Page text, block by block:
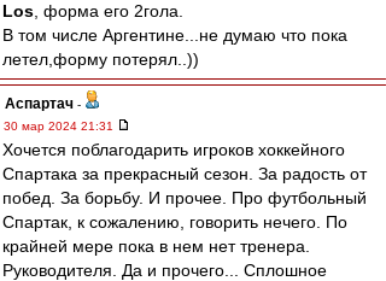
Los , форма его 2гола.
В том числе Аргентине...не думаю что пока
летел,форму потерял..))
Аспартач -
30 мар 2024 21:31
Хочется поблагодарить игроков хоккейного
Спартака за прекрасный сезон. За радость от
побед. За борьбу. И прочее. Про футбольный
Спартак, к сожалению, говорить нечего. По
крайней мере пока в нем нет тренера.
Руководителя. Да и прочего... Сплошное